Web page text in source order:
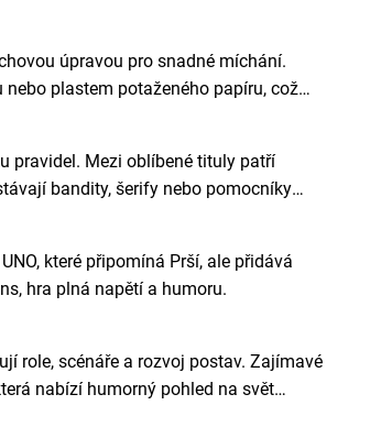
úpravou pro snadné míchání.
plastem potaženého papíru, což
pravidel. Mezi oblíbené tituly patří
bandity, šerify nebo pomocníky
které připomíná Prší, ale přidává
hra plná napětí a humoru.
role, scénáře a rozvoj postav. Zajímavé
nabízí humorný pohled na svět